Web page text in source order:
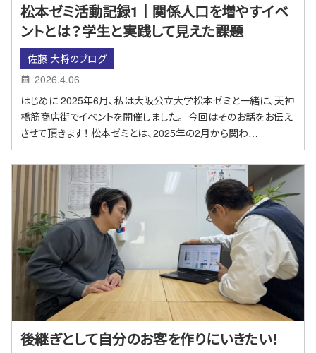
松本ゼミ活動記録1｜関係人口を増やすイベ
ントとは？学生と実践して見えた課題
佐藤 大将のブログ
2026.4.06
はじめに 2025年6月、私は大阪公立大学松本ゼミと一緒に、天神
橋筋商店街でイベントを開催しました。 今回はそのお話をお伝え
させて頂きます！ 松本ゼミとは、2025年の2月から関わ…
後継ぎとして自分のお客を作りにいきたい！